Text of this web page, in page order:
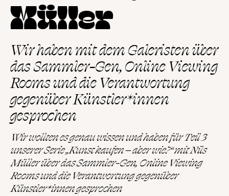
Müller
Wir haben mit dem Galeristen über
das Sammler-Gen, Online Viewing
Rooms und die Verantwortung
gegenüber Künstler*innen
gesprochen
Wir wollten es genau wissen und haben für Teil 3
unserer Serie „Kunst kaufen – aber wie?“ mit Nils
Müller über das Sammler-Gen, Online Viewing
Rooms und die Verantwortung gegenüber
Künstler*innen gesprochen